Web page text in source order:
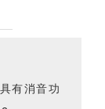
有消音功